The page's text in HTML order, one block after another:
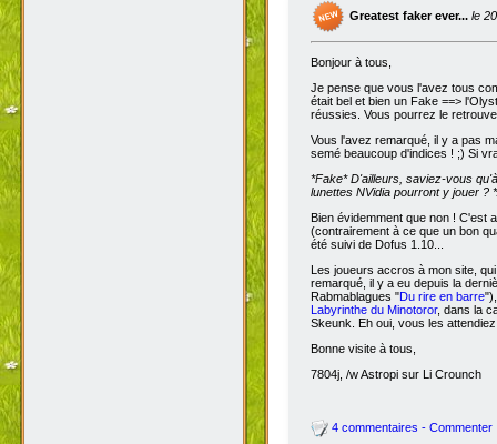
Greatest faker ever... le
Bonjour à tous,
Je pense que vous l'avez tous
était bel et bien un Fake ==>
réussies. Vous pourrez le
Vous l'avez remarqué, il y a pas
semé beaucoup d'indices ! ;) Si
*Fake*D'ailleurs, saviez-vous
lunettes NVidia pourront y jouer ?
Bien évidemment que non ! C'est
(contrairement à ce que un bon
été suivi de Dofus 1.10...
Les joueurs accros à mon site,
remarqué, il y a eu depuis la
Rabmablagues "Du rire en barre
Labyrinthe du Minotoror, dans la
Skeunk. Eh oui, vous les
Bonne visite à tous,
7804j, /w Astropi sur Li Crounch
4 commentaires - Commenter